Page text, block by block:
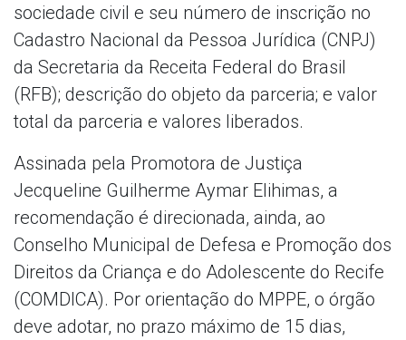
sociedade civil e seu número de inscrição no
Cadastro Nacional da Pessoa Jurídica (CNPJ)
da Secretaria da Receita Federal do Brasil
(RFB); descrição do objeto da parceria; e valor
total da parceria e valores liberados.
Assinada pela Promotora de Justiça
Jecqueline Guilherme Aymar Elihimas, a
recomendação é direcionada, ainda, ao
Conselho Municipal de Defesa e Promoção dos
Direitos da Criança e do Adolescente do Recife
(COMDICA). Por orientação do MPPE, o órgão
deve adotar, no prazo máximo de 15 dias,